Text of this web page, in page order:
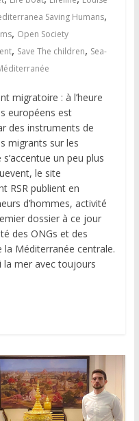
Saving Humans,
, Open Society
, Save The children, Sea-
migratoire : à l’heure
européens est
des instruments de
migrants sur les
un peu plus
le site
RSR publient en
d’hommes, activité
dossier à ce jour
des ONGs et des
Méditerranée centrale.
la mer avec toujours